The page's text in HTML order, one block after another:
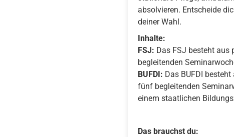
absolvieren. Entscheide
deiner Wahl.
Inhalte:
FSJ: Das FSJ besteht
begleitenden
BUFDI: Das BUFDI
fünf begleitenden
einem staatlichen
Das brauchst du: